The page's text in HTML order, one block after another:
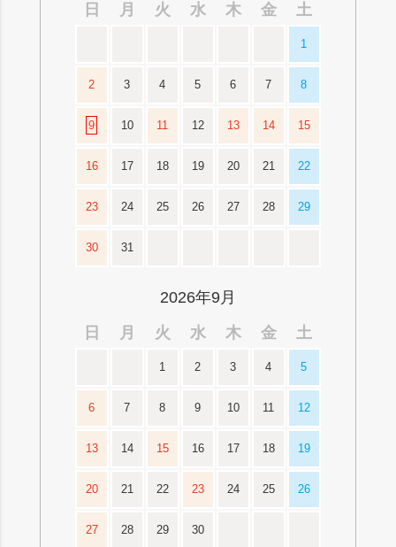
日
月 火 水 木 金 土
1
2 3 4 5 6 7 8
9 10 11 12 13 14 15
16 17 18 19 20 21 22
23 24 25 26 27 28 29
30 31
2026年9月
日
月 火 水 木 金 土
1 2 3 4 5
6 7 8 9 10 11 12
13 14 15 16 17 18 19
20 21 22 23 24 25 26
27 28 29 30